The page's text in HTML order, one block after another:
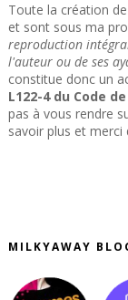
Toute la création
et sont sous ma
reproduction
l'auteur ou de ses
constitue donc un
L122-4 du Code
pas à vous rendre
savoir plus et merci
MILKYAWAY